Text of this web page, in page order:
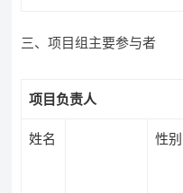
三、项目组主要参与者
项目负责人
姓名 性别